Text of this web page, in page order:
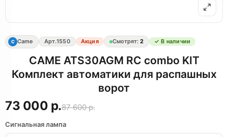
C Came Арт.1550 Акция Смотрят: 2 ✓ В наличии
CAME ATS30AGM RC combo KIT
Комплект автоматики для распашных
ворот
73 000 р.87 600 р.
Сигнальная лампа